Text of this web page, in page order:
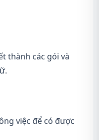
thành các gói và
việc để có được